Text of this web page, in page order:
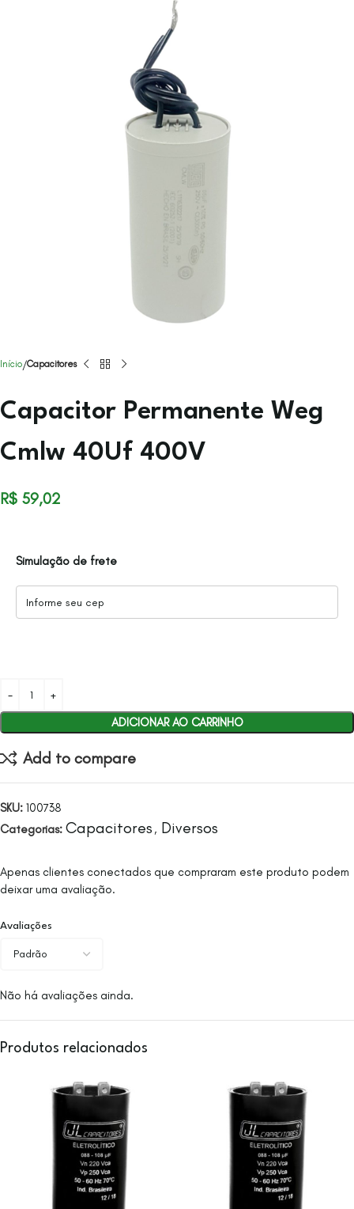
Início Capacitores
Capacitor Permanente Weg
Cmlw 40Uf 400V
R$ 59,02
Simulação de frete
ADICIONAR AO CARRINHO
Add to compare
SKU: 100738
Categorias: Capacitores , Diversos
Avaliações
Não há avaliações ainda.
Apenas clientes conectados que compraram este produto podem
deixar uma avaliação.
Produtos relacionados